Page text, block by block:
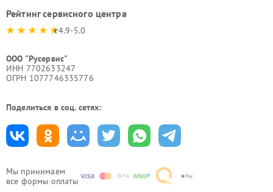
Мы принимаем
все формы оплаты
Рейтинг сервисного центра
4.9-5.0
ООО "Русервис"
ИНН 7702633247
ОГРН 1077746335776
Поделиться в соц. сетях: